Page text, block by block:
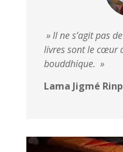
» ll ne s’agit pas
livres sont le cœur
bouddhique. »
Lama Jigmé